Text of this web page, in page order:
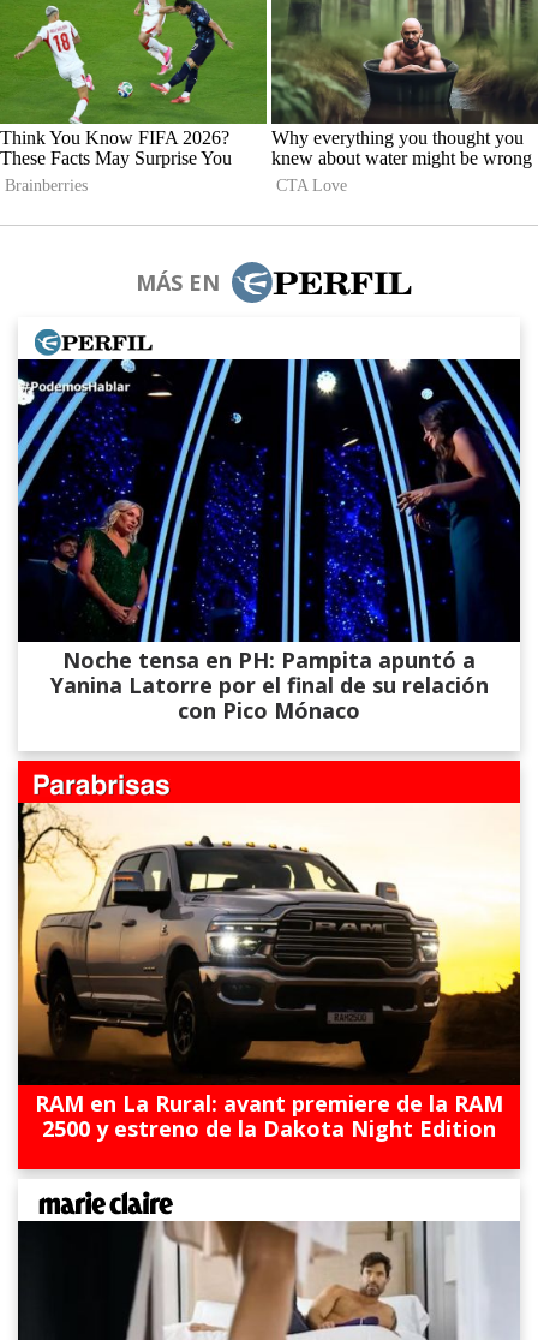
MÁS EN
Noche tensa en PH: Pampita apuntó a
Yanina Latorre por el final de su relación
con Pico Mónaco
RAM en La Rural: avant premiere de la RAM
2500 y estreno de la Dakota Night Edition